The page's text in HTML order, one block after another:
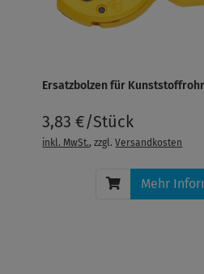
Ersatzbolzen für
3,83 €/Stück
inkl. MwSt., zzgl.Versandkosten
Mehr